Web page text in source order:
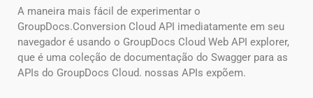
A maneira mais fácil de experimentar o
GroupDocs.Conversion Cloud API imediatamente em seu
navegador é usando o GroupDocs Cloud Web API explorer,
que é uma coleção de documentação do Swagger para as
APIs do GroupDocs Cloud. nossas APIs expõem.